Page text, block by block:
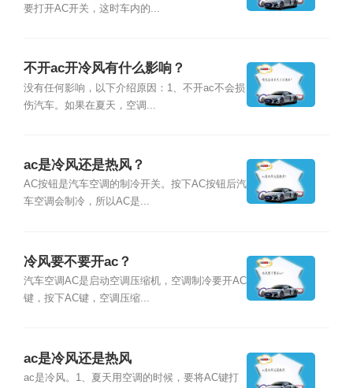
要打开AC开关，这时车内的...
不开ac开冷风有什么影响？
没有任何影响，以下介绍原因：1、不开ac不会损
伤汽车。如果在夏天，空调...
ac是冷风还是热风？
AC按钮是汽车空调的制冷开关。按下AC按钮后汽
车空调会制冷，所以AC是...
冷风要不要开ac？
汽车空调AC是启动空调压缩机，空调制冷要开AC
键，按下AC键，空调压缩...
ac是冷风还是热风
ac是冷风。1、夏天用空调的时候，要将AC键打